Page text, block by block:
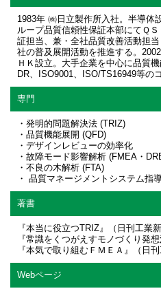
1983年 ㈱日立製作所入社。半導体
ループ品質信頼性保証本部にてＱ
証担当、兼・全社品質改善活動担
社の普及展開活動を推進する。
ＨＫ設立。大手企業を中心に品質
DR、ISO9001、ISO/TS16949等の
専門
・発明的問題解決法 (TRIZ)
・品質機能展開 (QFD)
・デザインレビューの効率化
・故障モード影響解析 (FMEA・
・不良の木解析 (FTA)
・ 品質マネージメントシステム指
著書
『本当に役立つTRIZ』（日刊工業
『常識をくつがえすモノづくり発
『本気で取り組むＦＭＥＡ』（日刊
Webページ